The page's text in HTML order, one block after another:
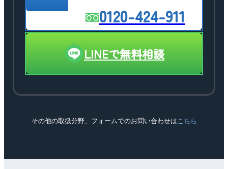
0120-424-911
LINEで無料相談
その他の取扱分野、フォームでのお問い合わせは こちら